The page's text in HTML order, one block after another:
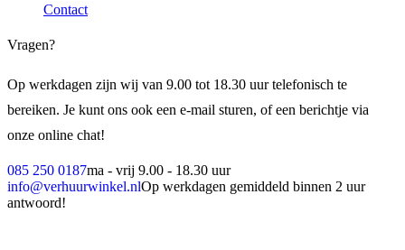
Contact
Vragen?
Op werkdagen zijn wij van 9.00 tot 18.30 uur telefonisch te
bereiken. Je kunt ons ook een e-mail sturen, of een berichtje via
onze online chat!
085 250 0187ma - vrij 9.00 - 18.30 uur
info@verhuurwinkel.nlOp werkdagen gemiddeld binnen 2 uur
antwoord!